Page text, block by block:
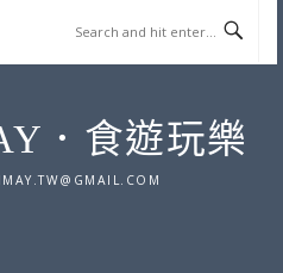
．食遊玩樂